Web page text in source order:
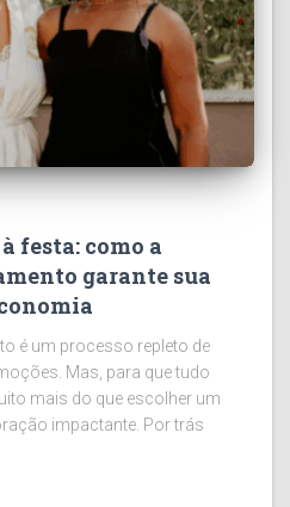
festa: como a
garante sua
é um processo repleto de
Mas, para que tudo
mais do que escolher um
impactante. Por trás